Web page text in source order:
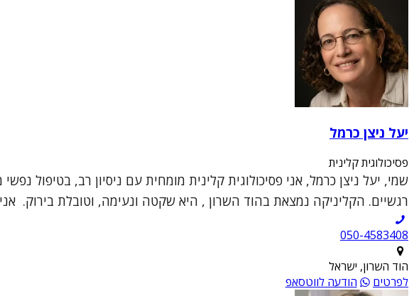
יעל ניצן כרמל
פסיכולוגית קלינית
שמי, יעל ניצן כרמל, אני פסיכולוגית קלינית מומחית עם ניסיון רב, בטיפול
רגשיים. הקליניקה נמצאת בהוד השרון , היא שקטה ונעימה, וטובלת בירוק.
050-4583408
הוד השרון, ישראל
לפרטים
הודעה לווטסאפ